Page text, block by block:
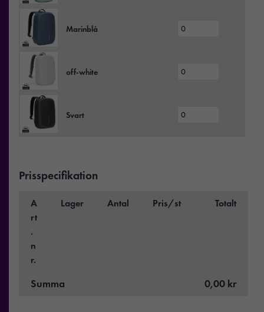
Marinblå
off‑white
Svart
Prisspecifikation
A
rt
.
n
r.
Lager Antal Pris/st Totalt
Summa 0,00 kr